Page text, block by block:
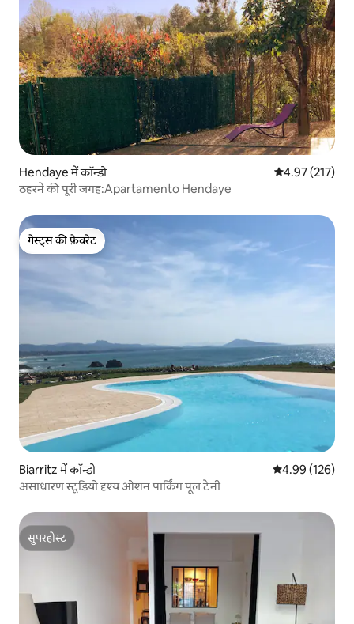
Hendaye में कॉन्डो औसत रेटिंग 5 में से
4.97 (217)
ठहरने की पूरी जगह:Apartamento Hendaye
गेस्ट्स की फ़ेवरेट
गेस्ट्स की फ़ेवरेट
Biarritz में कॉन्डो औसत रेटिंग 5 में से
4.99 (126)
असाधारण स्टूडियो दृश्य ओशन पार्किंग पूल टेनी
सुपरहोस्ट
सुपरहोस्ट